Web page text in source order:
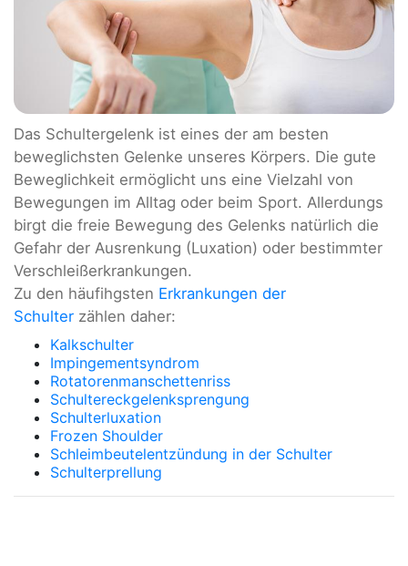
Das Schultergelenk ist eines der am besten
beweglichsten Gelenke unseres Körpers. Die gute
Beweglichkeit ermöglicht uns eine Vielzahl von
Bewegungen im Alltag oder beim Sport. Allerdungs
birgt die freie Bewegung des Gelenks natürlich die
Gefahr der Ausrenkung (Luxation) oder bestimmter
Verschleißerkrankungen.
Zu den häufihgsten Erkrankungen der
Schulter zählen daher:
Kalkschulter
Impingementsyndrom
Rotatorenmanschettenriss
Schultereckgelenksprengung
Schulterluxation
Frozen Shoulder
Schleimbeutelentzündung in der Schulter
Schulterprellung